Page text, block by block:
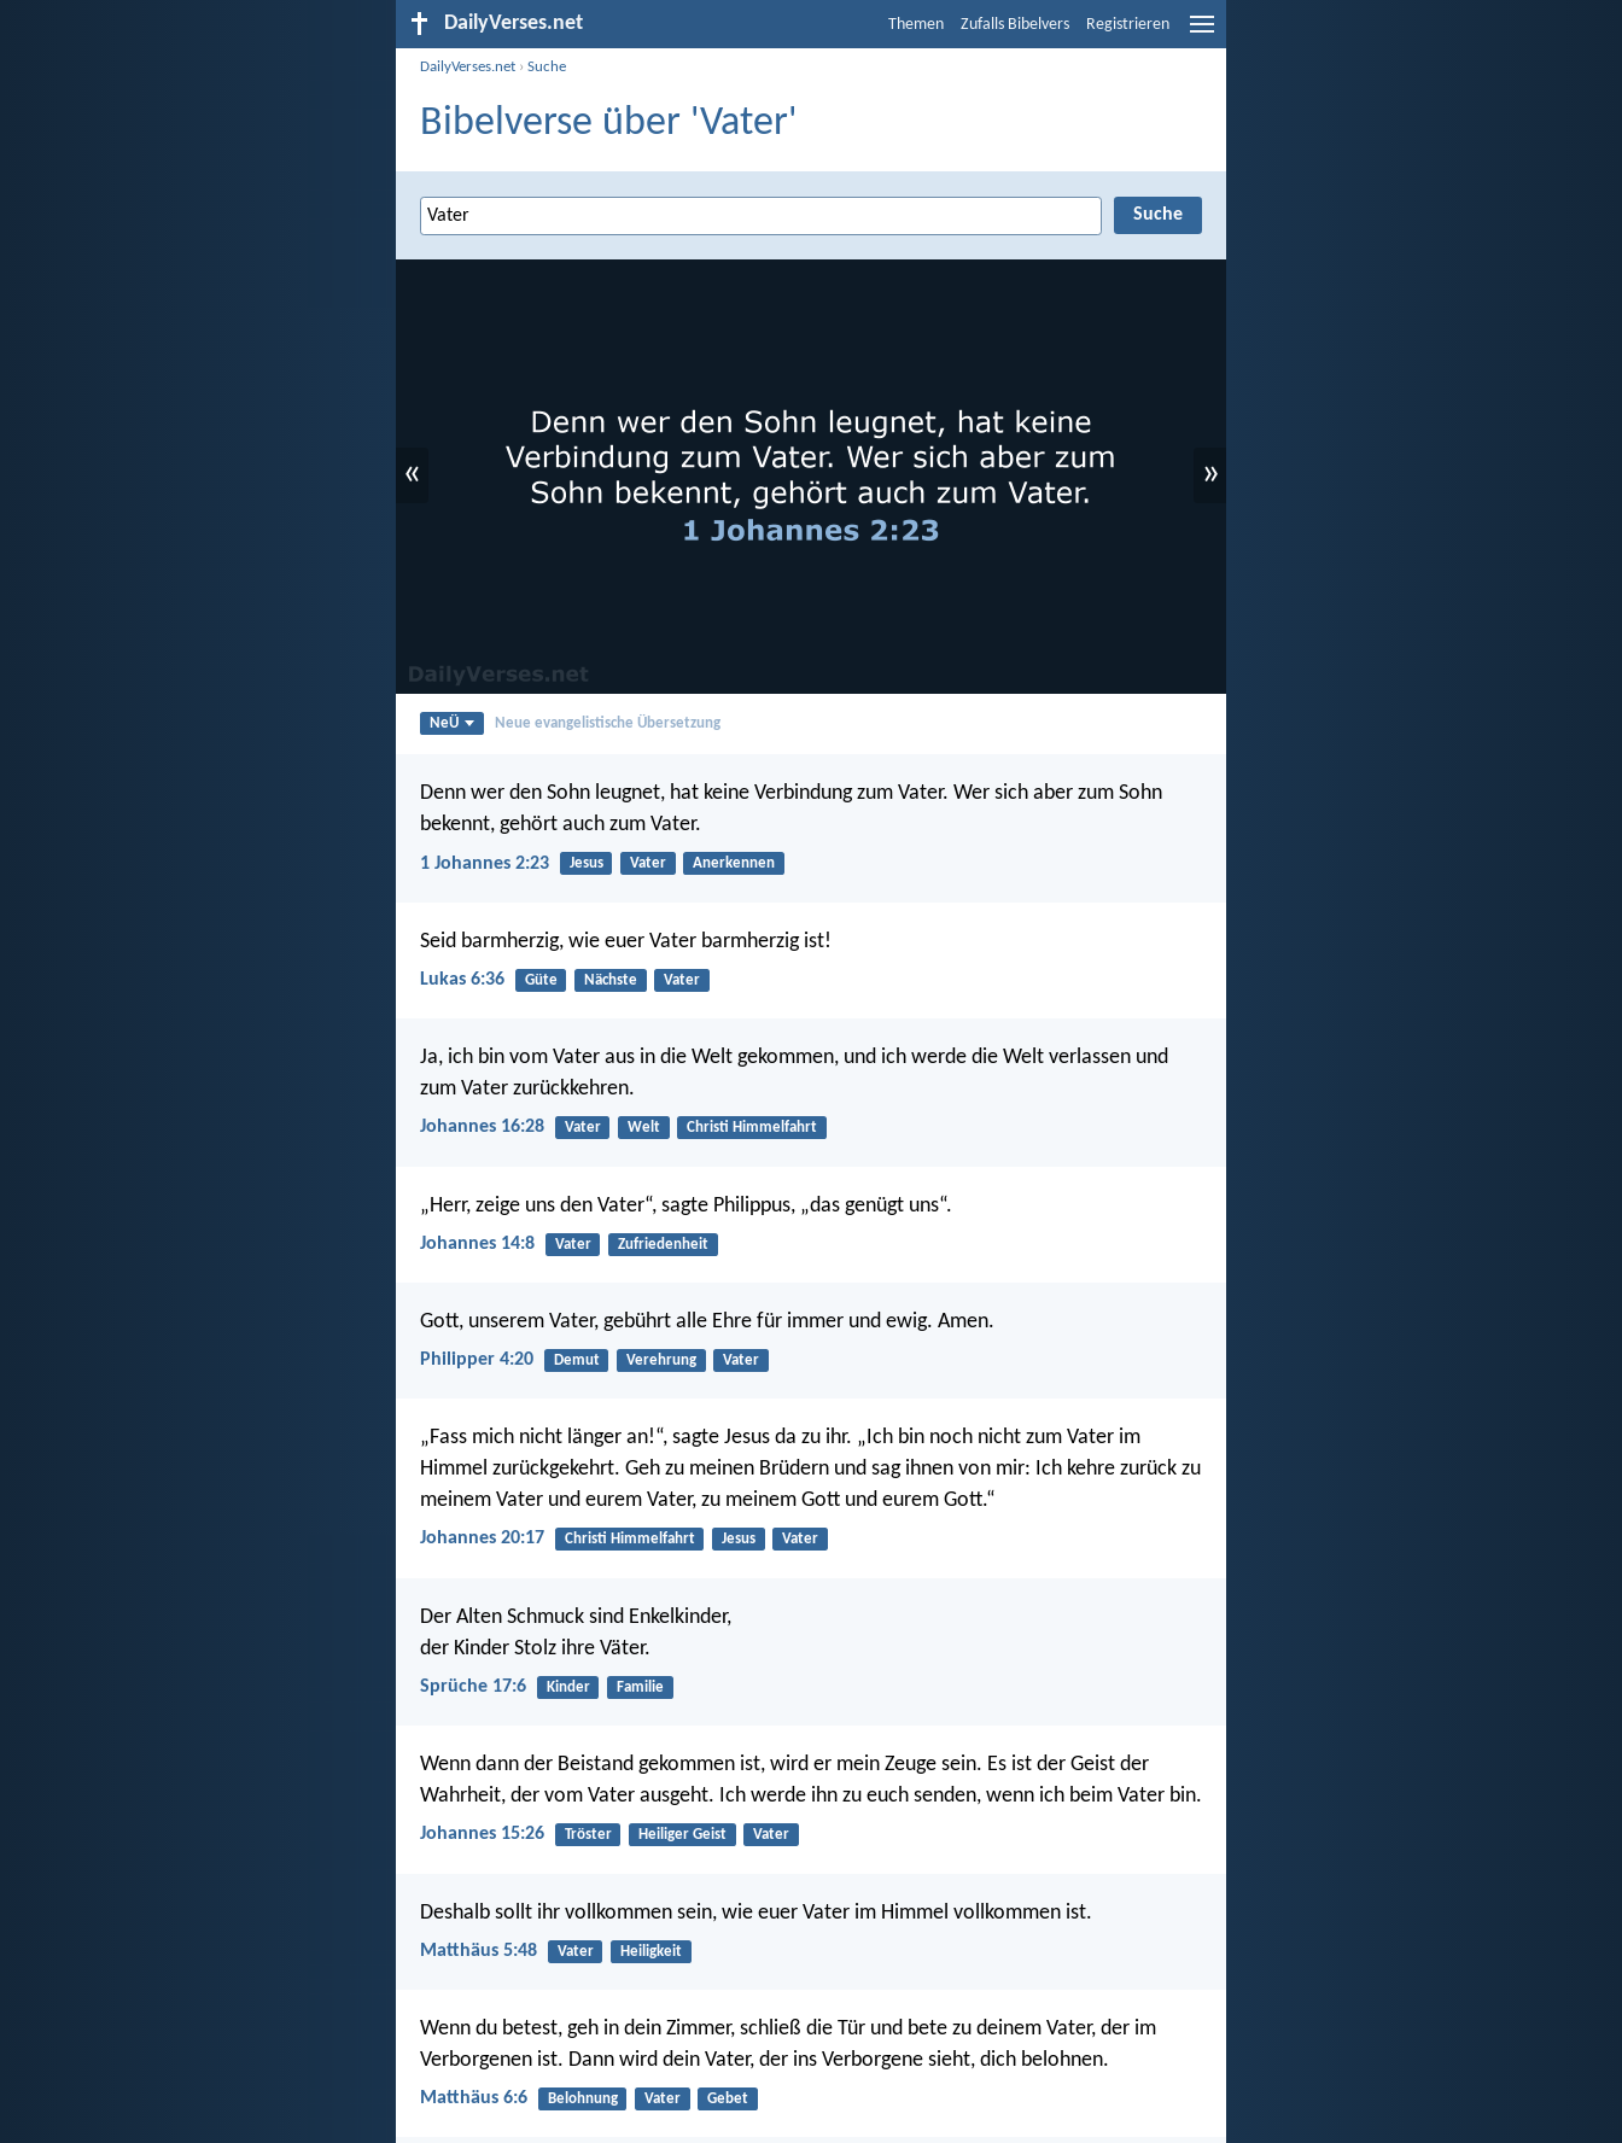
DailyVerses.net Themen Zufalls Bibelvers Registrieren
DailyVerses.net ›Suche
Bibelverse über 'Vater'
« »
NeÜ Neue evangelistische Übersetzung
Denn wer den Sohn leugnet, hat keine Verbindung zum Vater. Wer sich aber zum Sohn
bekennt, gehört auch zum Vater.
1 Johannes 2:23 Jesus Vater Anerkennen
Seid barmherzig, wie euer Vater barmherzig ist!
Lukas 6:36 Güte Nächste Vater
Ja, ich bin vom Vater aus in die Welt gekommen, und ich werde die Welt verlassen und
zum Vater zurückkehren.
Johannes 16:28 Vater Welt Christi Himmelfahrt
„Herr, zeige uns den Vater“, sagte Philippus, „das genügt uns“.
Johannes 14:8 Vater Zufriedenheit
Gott, unserem Vater, gebührt alle Ehre für immer und ewig. Amen.
Philipper 4:20 Demut Verehrung Vater
„Fass mich nicht länger an!“, sagte Jesus da zu ihr. „Ich bin noch nicht zum Vater im
Himmel zurückgekehrt. Geh zu meinen Brüdern und sag ihnen von mir: Ich kehre zurück zu
meinem Vater und eurem Vater, zu meinem Gott und eurem Gott.“
Johannes 20:17 Christi Himmelfahrt Jesus Vater
Der Alten Schmuck sind Enkelkinder,
der Kinder Stolz ihre Väter.
Sprüche 17:6 Kinder Familie
Wenn dann der Beistand gekommen ist, wird er mein Zeuge sein. Es ist der Geist der
Wahrheit, der vom Vater ausgeht. Ich werde ihn zu euch senden, wenn ich beim Vater bin.
Johannes 15:26 Tröster Heiliger Geist Vater
Deshalb sollt ihr vollkommen sein, wie euer Vater im Himmel vollkommen ist.
Matthäus 5:48 Vater Heiligkeit
Wenn du betest, geh in dein Zimmer, schließ die Tür und bete zu deinem Vater, der im
Verborgenen ist. Dann wird dein Vater, der ins Verborgene sieht, dich belohnen.
Matthäus 6:6 Belohnung Vater Gebet